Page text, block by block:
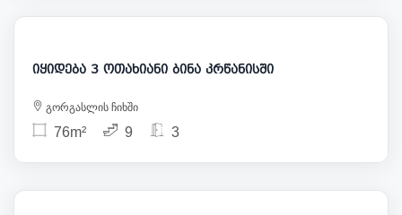
140 000
იყიდება 3 ოთახიანი ბინა კრწანისში
გორგასლის ჩიხში
76m² 9 3
130 000